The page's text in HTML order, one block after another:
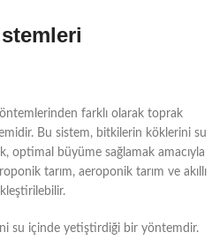
farklı olarak toprak
Bu sistem, bitkilerin köklerini su
optimal büyüme sağlamak amacıyla
tarım, aeroponik tarım ve akıllı
su içinde yetiştirdiği bir yöntemdir.